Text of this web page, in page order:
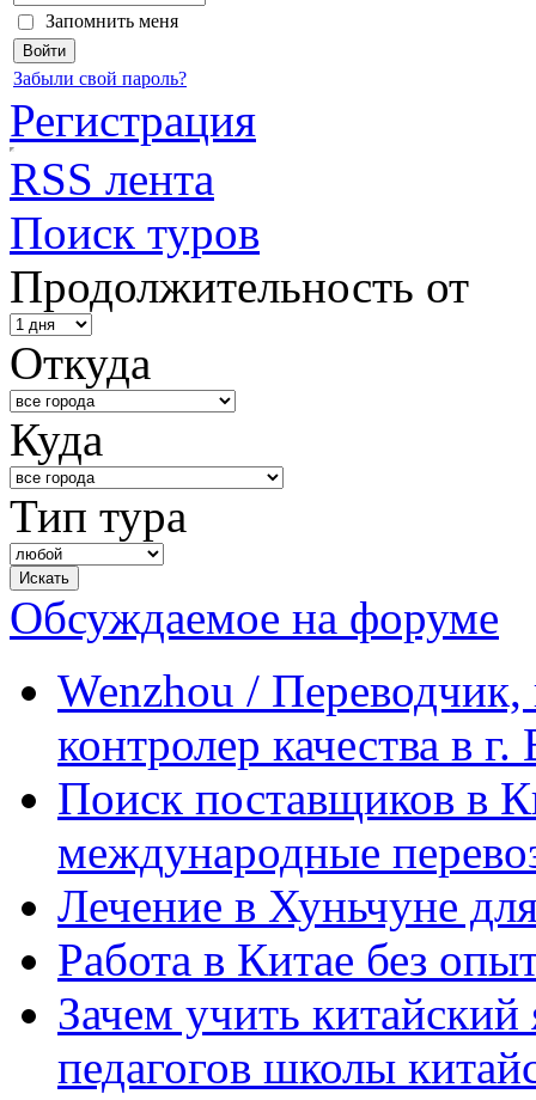
Запомнить меня
Забыли свой пароль?
Регистрация
RSS лента
Поиск туров
Продолжительность от
Откуда
Куда
Тип тура
Обсуждаемое на форуме
Wenzhou / Переводчик,
контролер качества в
Поиск поставщиков в
международные
Лечение в Хуньчуне
Работа в Китае без
Зачем учить
педагогов школы